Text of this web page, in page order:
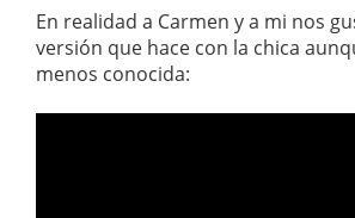
En realidad a Carmen y a mi nos
versión que hace con la chica
menos conocida: